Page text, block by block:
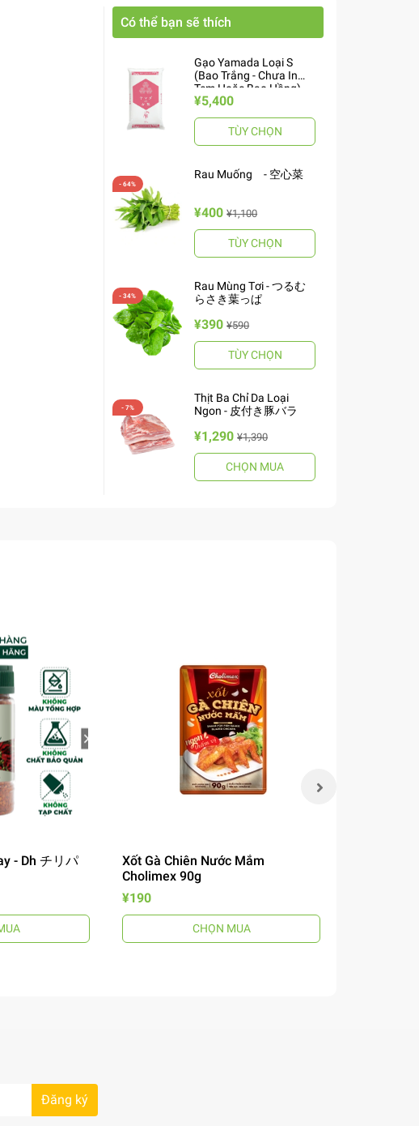
Có thể bạn sẽ thích
Gạo Yamada Loại S
(Bao Trắng - Chưa In
Tem Hoặc Bao Hồng)
10kg ヤマダお米 S
¥5,400
TÙY CHỌN
Rau Muống - 空心菜
¥400 ¥1,100
TÙY CHỌN
Rau Mùng Tơi - つるむ
らさき葉っぱ
¥390 ¥590
TÙY CHỌN
Thịt Ba Chỉ Da Loại
Ngon - 皮付き豚バラ
¥1,290 ¥1,390
CHỌN MUA
- Dh チリパ
Xốt Gà Chiên Nước Mắm
Cholimex 90g
¥190
CHỌN MUA
Đăng ký